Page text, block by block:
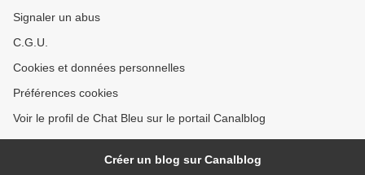
Signaler un abus
C.G.U.
Cookies et données personnelles
Préférences cookies
Voir le profil de Chat Bleu sur le portail Canalblog
Créer un blog sur Canalblog